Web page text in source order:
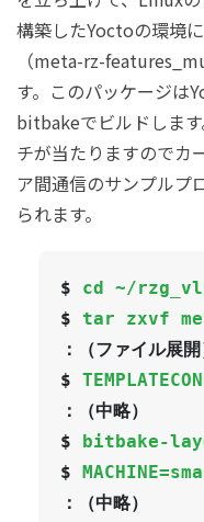
構築したYoctoの環境
（meta-rz-
す。このパッケージは
bitbakeでビルドしま
チが当たりますのでカ
ア間通信のサンプルプ
られます。
$ cd ~/
$ tar zxvf
：（ファイル展開
$
：（中略）
$
bitbake-
$
：（中略）